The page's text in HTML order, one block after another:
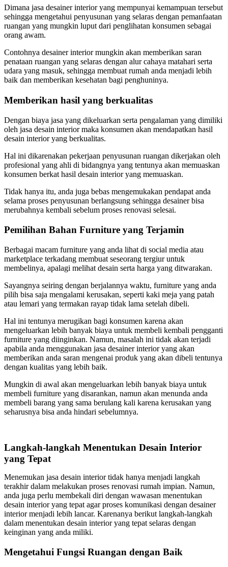
Dimana jasa desainer interior yang mempunyai kemampuan tersebut
sehingga mengetahui penyusunan yang selaras dengan pemanfaatan
ruangan yang mungkin luput dari penglihatan konsumen sebagai
orang awam.
Contohnya desainer interior mungkin akan memberikan saran
penataan ruangan yang selaras dengan alur cahaya matahari serta
udara yang masuk, sehingga membuat rumah anda menjadi lebih
baik dan memberikan kesehatan bagi penghuninya.
Memberikan hasil yang berkualitas
Dengan biaya jasa yang dikeluarkan serta pengalaman yang dimiliki
oleh jasa desain interior maka konsumen akan mendapatkan hasil
desain interior yang berkualitas.
Hal ini dikarenakan pekerjaan penyusunan ruangan dikerjakan oleh
profesional yang ahli di bidangnya yang tentunya akan memuaskan
konsumen berkat hasil desain interior yang memuaskan.
Tidak hanya itu, anda juga bebas mengemukakan pendapat anda
selama proses penyusunan berlangsung sehingga desainer bisa
merubahnya kembali sebelum proses renovasi selesai.
Pemilihan Bahan Furniture yang Terjamin
Berbagai macam furniture yang anda lihat di social media atau
marketplace terkadang membuat seseorang tergiur untuk
membelinya, apalagi melihat desain serta harga yang ditwarakan.
Sayangnya seiring dengan berjalannya waktu, furniture yang anda
pilih bisa saja mengalami kerusakan, seperti kaki meja yang patah
atau lemari yang termakan rayap tidak lama setelah dibeli.
Hal ini tentunya merugikan bagi konsumen karena akan
mengeluarkan lebih banyak biaya untuk membeli kembali pengganti
furniture yang diinginkan. Namun, masalah ini tidak akan terjadi
apabila anda menggunakan jasa desainer interior yang akan
memberikan anda saran mengenai produk yang akan dibeli tentunya
dengan kualitas yang lebih baik.
Mungkin di awal akan mengeluarkan lebih banyak biaya untuk
membeli furniture yang disarankan, namun akan menunda anda
membeli barang yang sama berulang kali karena kerusakan yang
seharusnya bisa anda hindari sebelumnya.
Langkah-langkah Menentukan Desain Interior
yang Tepat
Menemukan jasa desain interior tidak hanya menjadi langkah
terakhir dalam melakukan proses renovasi rumah impian. Namun,
anda juga perlu membekali diri dengan wawasan menentukan
desain interior yang tepat agar proses komunikasi dengan desainer
interior menjadi lebih lancar. Karenanya berikut langkah-langkah
dalam menentukan desain interior yang tepat selaras dengan
keinginan yang anda miliki.
Mengetahui Fungsi Ruangan dengan Baik